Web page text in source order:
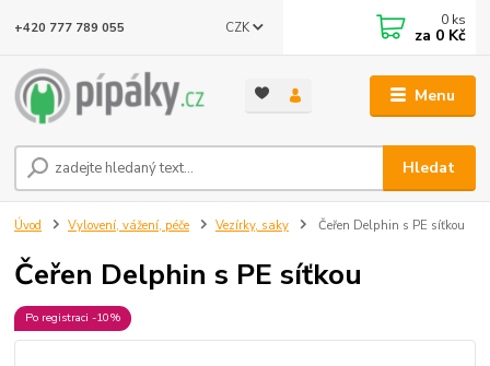
Menu
CZK
Hledat
+420 777 789 055 0 ks
za 0 Kč
Úvod Vylovení, vážení, péče Vezírky, saky Čeřen Delphin s PE síťkou
Čeřen Delphin s PE síťkou
Po registraci -10%